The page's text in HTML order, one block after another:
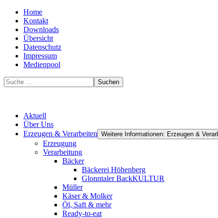
Home
Kontakt
Downloads
Übersicht
Datenschutz
Impressum
Medienpool
Suchen
Aktuell
Über Uns
Erzeugen & Verarbeiten Weitere Informationen: Erzeugen &
Erzeugung
Verarbeitung
Bäcker
Bäckerei Höhenberg
Glonntaler BackKULTUR
Müller
Käser & Molker
Öl, Saft & mehr
Ready-to-eat